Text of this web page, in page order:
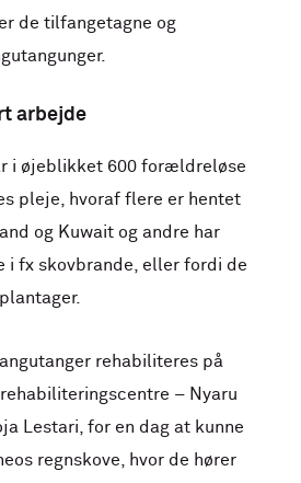
de tilfangetagne og
arbejde
i øjeblikket 600 forældreløse
pleje, hvoraf flere er hentet
og Kuwait og andre har
i fx skovbrande, eller fordi de
rehabiliteres på
– Nyaru
Lestari, for en dag at kunne
regnskove, hvor de hører